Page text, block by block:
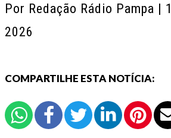
Por Redação Rádio Pampa |
2026
COMPARTILHE ESTA NOTÍCIA: